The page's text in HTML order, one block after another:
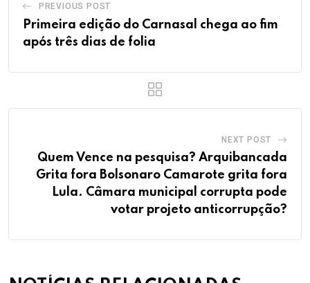
PREVIOUS POST
Primeira edição do Carnasal chega ao fim
após três dias de folia
NEXT POST
Quem Vence na pesquisa? Arquibancada
Grita fora Bolsonaro Camarote grita fora
Lula. Câmara municipal corrupta pode
votar projeto anticorrupção?